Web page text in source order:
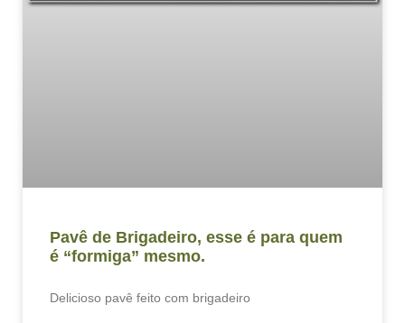
Pavê de Brigadeiro, esse é para quem
é “formiga” mesmo.
Delicioso pavê feito com brigadeiro